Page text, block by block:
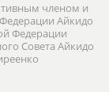
членом и
Айкидо
Федерации
Совета Айкидо